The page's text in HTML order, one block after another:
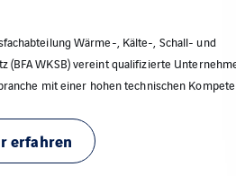
Wärme-, Kälte-, Schall- und
(BFA WKSB) vereint qualifizierte
mit einer hohen technischen
erfahren